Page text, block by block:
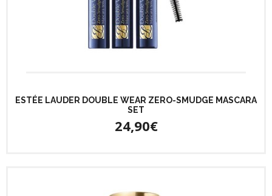
ESTÉE LAUDER DOUBLE WEAR ZERO-SMUDGE MASCARA
SET
24,90€